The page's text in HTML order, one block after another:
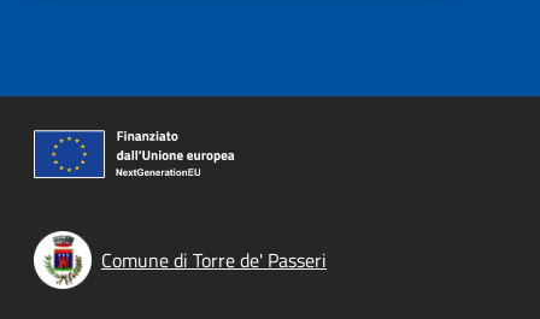
Comune di Torre de' Passeri